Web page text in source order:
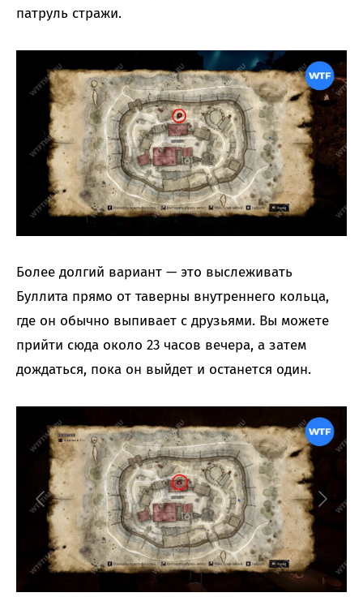
патруль стражи.
Более долгий вариант — это выслеживать
Буллита прямо от таверны внутреннего кольца,
где он обычно выпивает с друзьями. Вы можете
прийти сюда около 23 часов вечера, а затем
дождаться, пока он выйдет и останется один.